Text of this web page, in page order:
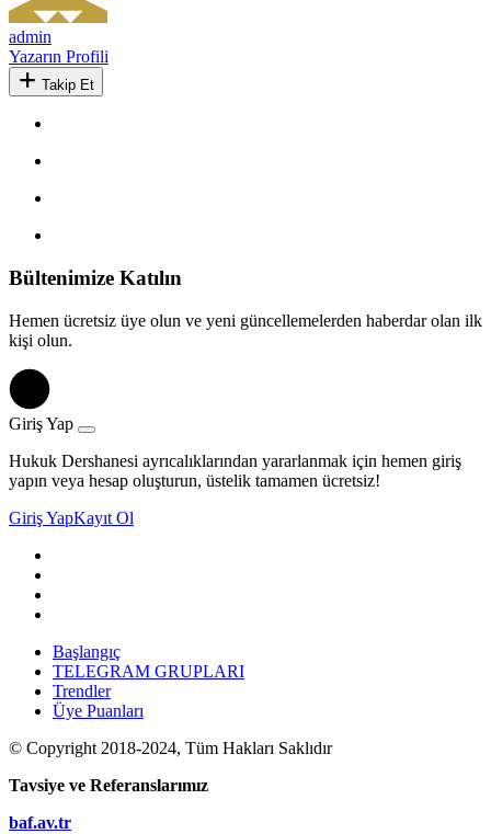
admin
Yazarın Profili
Takip Et
Bültenimize Katılın
Hemen ücretsiz üye olun ve yeni güncellemelerden haberdar olan ilk
kişi olun.
Giriş Yap
Hukuk Dershanesi ayrıcalıklarından yararlanmak için hemen giriş
yapın veya hesap oluşturun, üstelik tamamen ücretsiz!
Giriş YapKayıt Ol
Başlangıç
TELEGRAM GRUPLARI
Trendler
Üye Puanları
© Copyright 2018-2024, Tüm Hakları Saklıdır
Tavsiye ve Referanslarımız
baf.av.tr